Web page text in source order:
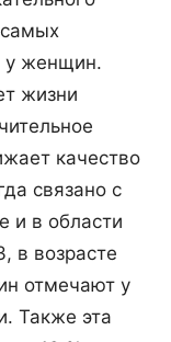
у женщин.
жизни
качество
связано с
и в области
в возрасте
отмечают у
Также эта